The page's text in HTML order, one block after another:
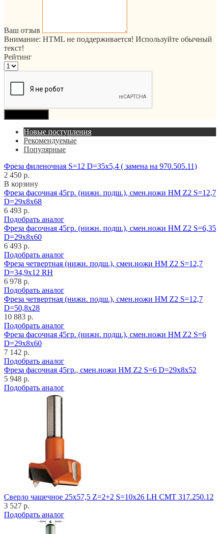
Ваш отзыв
Внимание: HTML не поддерживается! Используйте обычный
текст!
Рейтинг
Новые поступления
Рекомендуемые
Популярные
Фреза филеночная S=12 D=35x5,4 ( замена на 970.505.11)
2 450 р.
В корзину
Фреза фасочная 45гр. (нижн. подш.), смен.ножи HM Z2 S=12,7
D=29x8x68
6 493 р.
Подобрать аналог
Фреза фасочная 45гр. (нижн. подш.), смен.ножи HM Z2 S=6,35
D=29x8x60
6 493 р.
Подобрать аналог
Фреза четвертная (нижн. подш.), смен.ножи HM Z2 S=12,7
D=34,9x12 RH
6 978 р.
Подобрать аналог
Фреза четвертная (нижн. подш.), смен.ножи HM Z2 S=12,7
D=50,8x28
10 883 р.
Подобрать аналог
Фреза фасочная 45гр. (нижн. подш.), смен.ножи HM Z2 S=6
D=29x8x60
7 142 р.
Подобрать аналог
Фреза фасочная 45гр., смен.ножи HM Z2 S=6 D=29x8x52
5 948 р.
Подобрать аналог
Cверло чашечное 25x57,5 Z=2+2 S=10x26 LH CMT 317.250.12
3 527 р.
Подобрать аналог